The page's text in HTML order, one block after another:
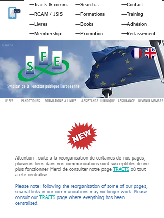
Tracts & comm.
RCAM / JSIS
Livres
Membership
Search...
Formations
Books
Promotion
Contact
Training
Adhésion
Reclassement
© JOUAN Cyril
Syndicat de laFonction publique Européenne
LE SFE PANOPTIQUES FORMATIONS & LIVRES ASSISTANCE JURIDIQUE ASSURANCE DEVENIR MEMBRE
Attention : suite à la réorganisation de certaines de nos pages,
plusieurs liens dans nos communications sont susceptibles de ne
plus fonctionner. Merci de consulter notre page
TRACTS où tout
a été centralisé.
Please note: following the reorganisation of some of our pages,
several links in our communications may no longer work. Please
consult our
TRACTS page where everything has been
centralised.